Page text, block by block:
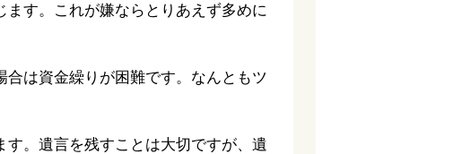
す。これが嫌ならとりあえず多めに
は資金繰りが困難です。なんともツ
。遺言を残すことは大切ですが、遺